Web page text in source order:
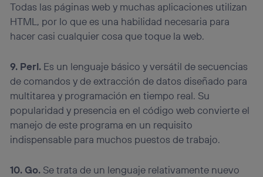
Todas las páginas web y muchas aplicaciones utilizan
HTML, por lo que es una habilidad necesaria para
hacer casi cualquier cosa que toque la web.
9. Perl. Es un lenguaje básico y versátil de secuencias
de comandos y de extracción de datos diseñado para
multitarea y programación en tiempo real. Su
popularidad y presencia en el código web convierte el
manejo de este programa en un requisito
indispensable para muchos puestos de trabajo.
10. Go. Se trata de un lenguaje relativamente nuevo